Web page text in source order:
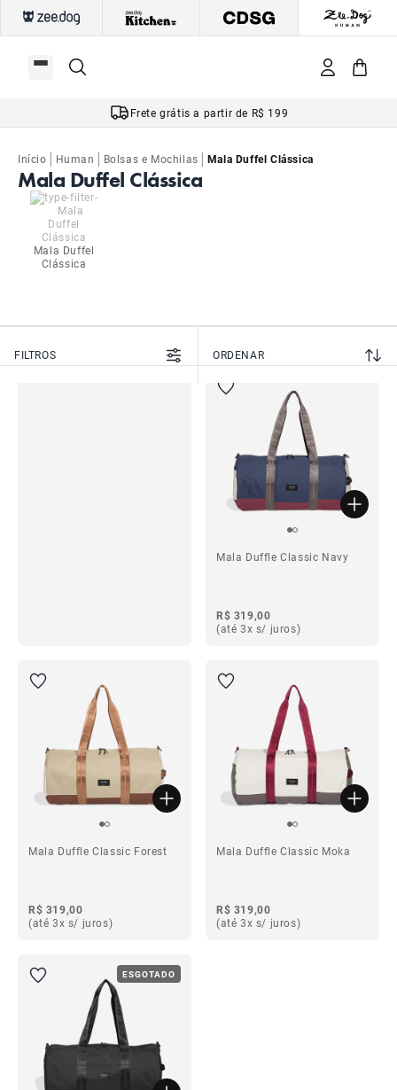
Frete grátis a partir de R$ 199
Mala Duffel Clássica
Início | Human | Bolsas e Mochilas | Mala Duffel Clássica
Mala Duffel
Clássica
FILTROS ORDENAR
Mala Duffle Classic Navy
R$ 319,00
(até 3x s/ juros)
Mala Duffle Classic Forest
R$ 319,00
(até 3x s/ juros)
Mala Duffle Classic Moka
R$ 319,00
(até 3x s/ juros)
ESGOTADO